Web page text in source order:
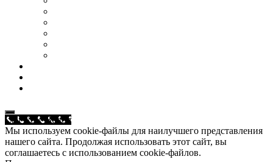
Call Now Button
Мы используем cookie-файлы для наилучшего представления
нашего сайта. Продолжая использовать этот сайт, вы
соглашаетесь с использованием cookie-файлов.